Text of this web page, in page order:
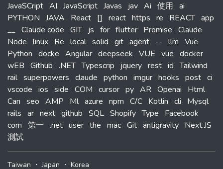
JavaSCript AI JavaScript Javas jav Ai 使用 ai
PYTHON JAVA React [] react https re REACT app
__ Claude code GIT js for flutter Promise Claude
Node linux Re local solid git agent -- llm Vue
Python docke Angular deepseek VUE vue docker
wEB Github .NET Typescrip jquery rest id Tailwind
rail superpowers claude python imgur hooks post ci
vscode ios side COM cursor py AR Openai
Html
Can seo AMP Ml azure npm C/C Kotlin cli
Mysql
rails ar next github SQL Shopify Type
Facebook
com 第一 .net user the mac Git antigravity Next.JS
測試
Taiwan ・Japan ・ Korea